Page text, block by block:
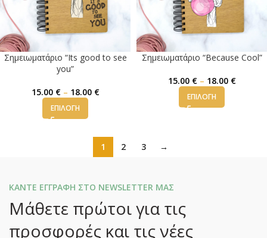
Σημειωματάριο “Its good to see
you”
15.00 € – 18.00 €
ΕΠΙΛΟΓΉ
Σημειωματάριο “Because Cool”
15.00 € – 18.00 €
ΕΠΙΛΟΓΉ
1 2 3 →
ΚΑΝΤΕ ΕΓΓΡΑΦΗ ΣΤΟ NEWSLETTER ΜΑΣ
Μάθετε πρώτοι για τις
προσφορές και τις νέες